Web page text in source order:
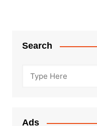
Search
Ads